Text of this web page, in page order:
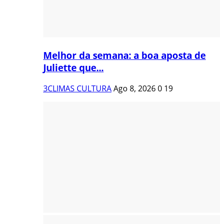
Melhor da semana: a boa aposta de
Juliette que...
3CLIMAS CULTURAAgo 8, 20260 19